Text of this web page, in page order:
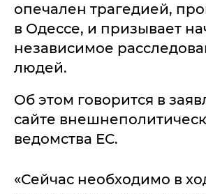
опечален трагедией,
в Одессе, и призывает
независимое
людей.
Об этом говорится в
сайте
ведомства ЕС.
«Сейчас необходимо в